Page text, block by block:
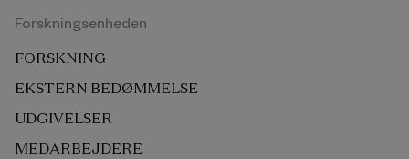
Forskningsenheden
FORSKNING
EKSTERN BEDØMMELSE
UDGIVELSER
MEDARBEJDERE